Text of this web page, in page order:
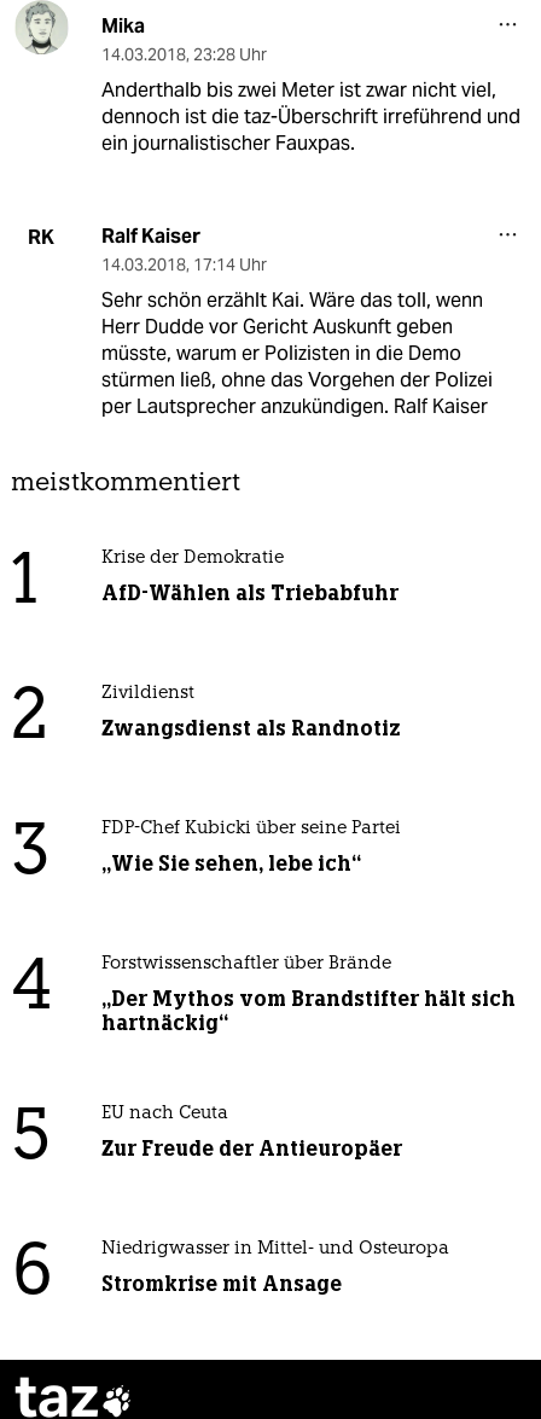
Mika
14.03.2018, 23:28 Uhr
Anderthalb bis zwei Meter ist zwar nicht viel,
dennoch ist die taz-Überschrift irreführend und
ein journalistischer Fauxpas.
RK Ralf Kaiser
14.03.2018, 17:14 Uhr
Sehr schön erzählt Kai. Wäre das toll, wenn
Herr Dudde vor Gericht Auskunft geben
müsste, warum er Polizisten in die Demo
stürmen ließ, ohne das Vorgehen der Polizei
per Lautsprecher anzukündigen. Ralf Kaiser
meistkommentiert
1 Krise der Demokratie
AfD-Wählen als Triebabfuhr
2 Zivildienst
Zwangsdienst als Randnotiz
3 FDP-Chef Kubicki über seine Partei
„Wie Sie sehen, lebe ich“
4 Forstwissenschaftler über Brände
„Der Mythos vom Brandstifter hält sich
hartnäckig“
5 EU nach Ceuta
Zur Freude der Antieuropäer
6 Niedrigwasser in Mittel- und Osteuropa
Stromkrise mit Ansage
taz